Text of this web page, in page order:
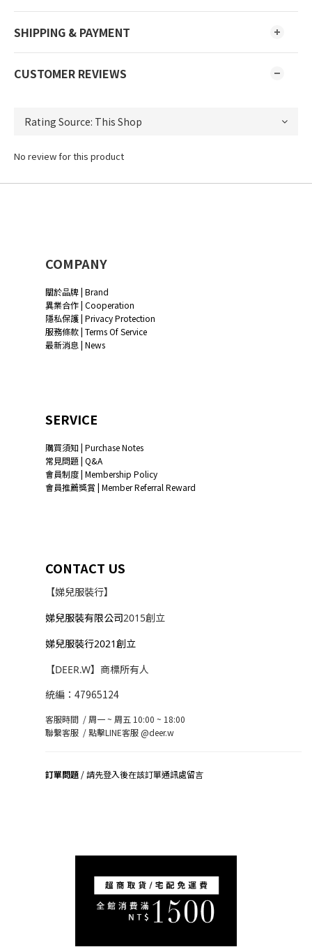
SHIPPING & PAYMENT
CUSTOMER REVIEWS
No review for this product
COMPANY
關於品牌 | Brand
異業合作 | Cooperation
隱私保護 | Privacy Protection
服務條款 | Terms Of Service
最新消息 | News
SERVICE
購買須知 | Purchase Notes
常見問題 | Q&A
會員制度 | Membership Policy
會員推薦獎賞 | Member Referral Reward
CONTACT US
【娣兒服裝行】
娣兒服裝有限公司2015創立
娣兒服裝行2021創立
【DEER.W】商標所有人
統編：47965124
客服時間 / 周一 ~ 周五 10:00 ~ 18:00
聯繫客服 /點擊LINE客服 @deer.w
訂單問題 / 請先登入後在該訂單通訊處留言